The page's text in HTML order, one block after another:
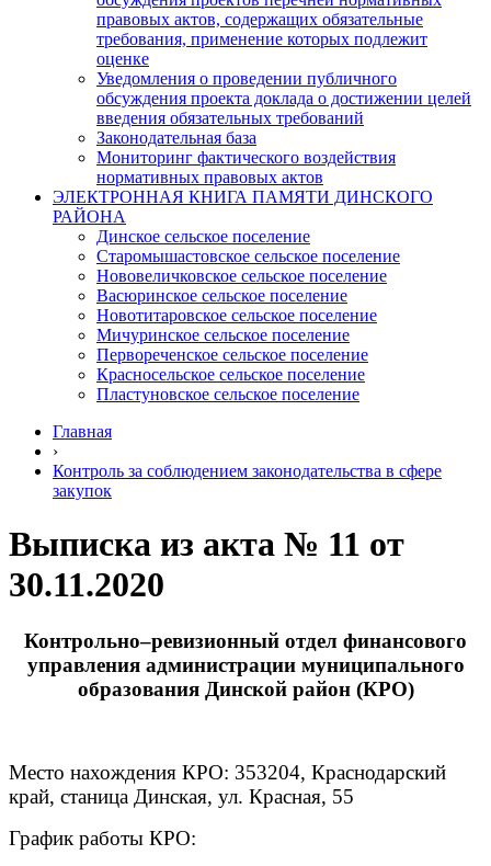
правовых актов, содержащих обязательные
требования, применение которых подлежит
оценке
Уведомления о проведении публичного
обсуждения проекта доклада о достижении целей
введения обязательных требований
Законодательная база
Мониторинг фактического воздействия
нормативных правовых актов
ЭЛЕКТРОННАЯ КНИГА ПАМЯТИ ДИНСКОГО
РАЙОНА
Динское сельское поселение
Старомышастовское сельское поселение
Нововеличковское сельское поселение
Васюринское сельское поселение
Новотитаровское сельское поселение
Мичуринское сельское поселение
Первореченское сельское поселение
Красносельское сельское поселение
Пластуновское сельское поселение
Главная
›
Контроль за соблюдением законодательства в сфере
закупок
Выписка из акта № 11 от
30.11.2020
Контрольно–ревизионный отдел финансового
управления администрации муниципального
образования Динской район (КРО)
Место нахождения КРО: 353204, Краснодарский
край, станица Динская, ул. Красная, 55
График работы КРО: